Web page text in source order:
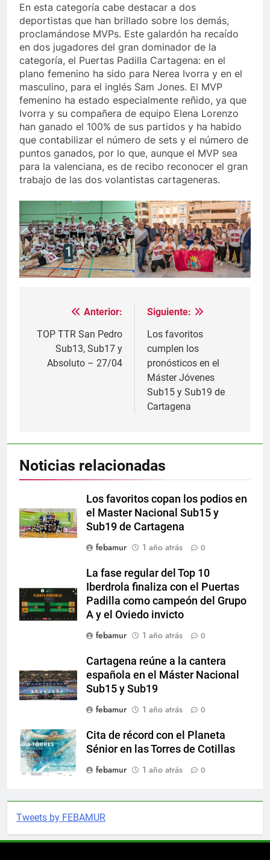
En esta categoría cabe destacar a dos
deportistas que han brillado sobre los demás,
proclamándose MVPs. Este galardón ha recaído
en dos jugadores del gran dominador de la
categoría, el Puertas Padilla Cartagena: en el
plano femenino ha sido para Nerea Ivorra y en el
masculino, para el inglés Sam Jones. El MVP
femenino ha estado especialmente reñido, ya que
Ivorra y su compañera de equipo Elena Lorenzo
han ganado el 100% de sus partidos y ha habido
que contabilizar el número de sets y el número de
puntos ganados, por lo que, aunque el MVP sea
para la valenciana, es de recibo reconocer el gran
trabajo de las dos volantistas cartageneras.
Navegación
de
entradas
Anterior:
TOP TTR San Pedro
Sub13, Sub17 y
Absoluto – 27/04
Siguiente:
Los favoritos
cumplen los
pronósticos en el
Máster Jóvenes
Sub15 y Sub19 de
Cartagena
Noticias relacionadas
Los favoritos copan los podios en
el Master Nacional Sub15 y
Sub19 de Cartagena
febamur
1 año atrás 0
La fase regular del Top 10
Iberdrola finaliza con el Puertas
Padilla como campeón del Grupo
A y el Oviedo invicto
febamur
1 año atrás 0
Cartagena reúne a la cantera
española en el Máster Nacional
Sub15 y Sub19
febamur
1 año atrás 0
Cita de récord con el Planeta
Sénior en las Torres de Cotillas
febamur
1 año atrás 0
Tweets by FEBAMUR